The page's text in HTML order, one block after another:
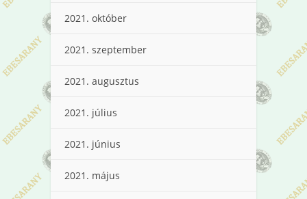
2021. október
2021. szeptember
2021. augusztus
2021. július
2021. június
2021. május